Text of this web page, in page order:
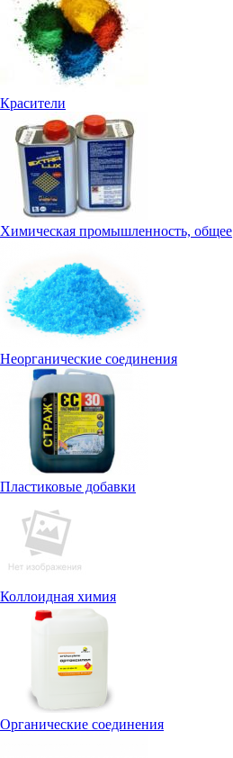
Красители
Химическая промышленность, общее
Неорганические соединения
Пластиковые добавки
Коллоидная химия
Органические соединения